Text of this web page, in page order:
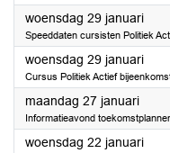
woensdag 29 januari2025
Speeddaten cursisten Politiek
woensdag 29 januari2025
Cursus Politiek Actief
maandag 27 januari2025
Informatieavond
woensdag 22 januari2025